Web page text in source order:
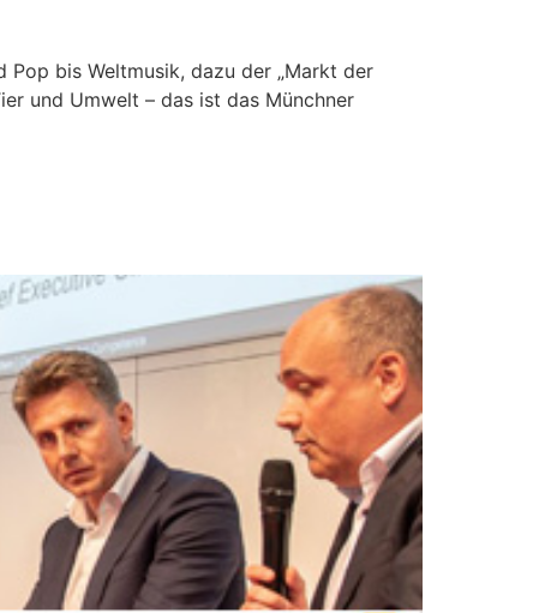
bis Weltmusik, dazu der „Markt der
und Umwelt – das ist das Münchner